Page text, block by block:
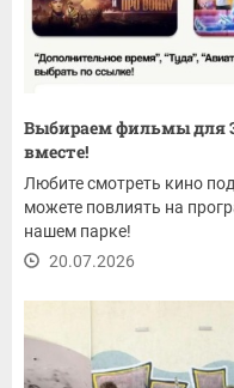
Выбираем фильмы для
вместе!
Любите смотреть кино
можете повлиять на
нашем парке!
20.07.2026